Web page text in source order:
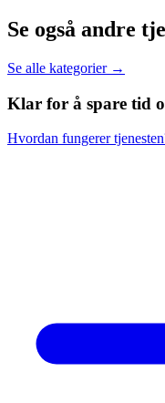
Se også andre
Se alle kategorier →
Klar for å spare tid
Hvordan fungerer